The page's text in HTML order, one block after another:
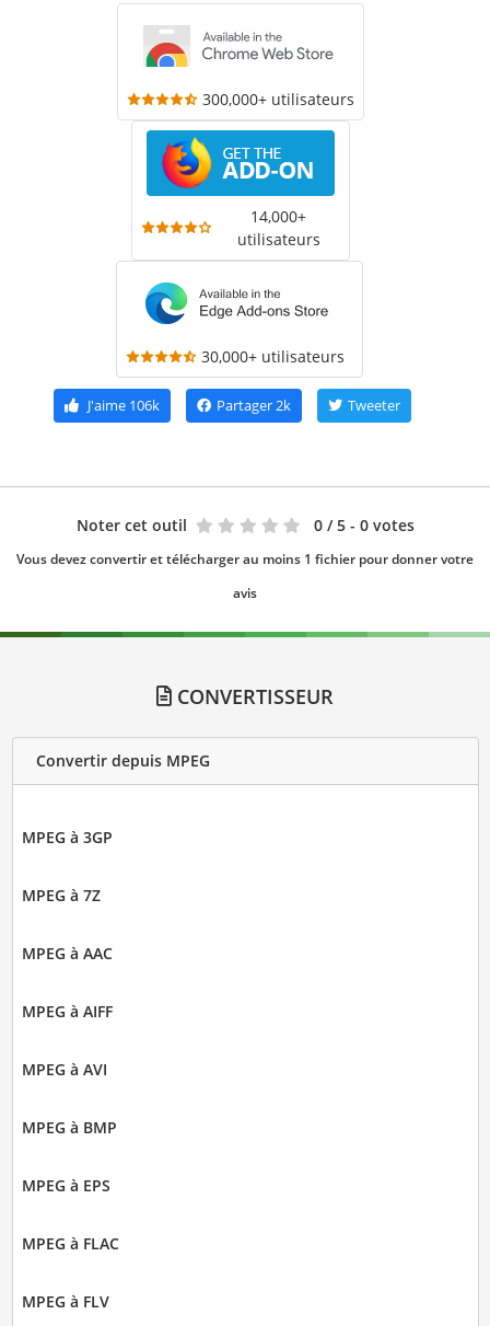
300,000+ utilisateurs
14,000+
utilisateurs
30,000+ utilisateurs
J'aime106k Partager2k Tweeter
Noter cet outil 0 / 5 - 0 votes
Vous devez convertir et télécharger au moins 1 fichier pour donner votre
avis
CONVERTISSEUR
Convertir depuis MPEG
MPEG à 3GP
MPEG à 7Z
MPEG à AAC
MPEG à AIFF
MPEG à AVI
MPEG à BMP
MPEG à EPS
MPEG à FLAC
MPEG à FLV